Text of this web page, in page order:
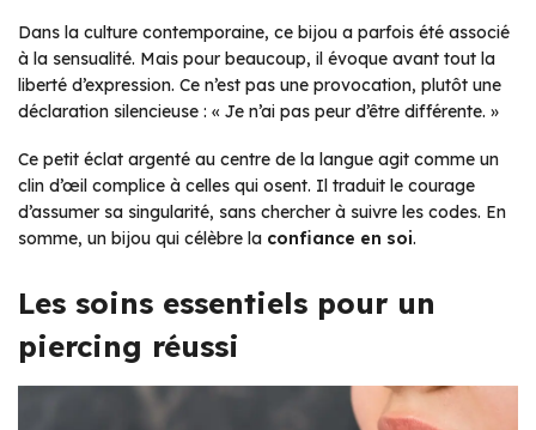
Dans la culture contemporaine, ce bijou a parfois été associé
à la sensualité. Mais pour beaucoup, il évoque avant tout la
liberté d’expression. Ce n’est pas une provocation, plutôt une
déclaration silencieuse : « Je n’ai pas peur d’être différente. »
Ce petit éclat argenté au centre de la langue agit comme un
clin d’œil complice à celles qui osent. Il traduit le courage
d’assumer sa singularité, sans chercher à suivre les codes. En
somme, un bijou qui célèbre la confiance en soi.
Les soins essentiels pour un
piercing réussi